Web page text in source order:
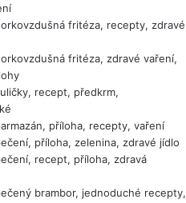
fritéza, recepty, zdravé
fritéza, zdravé vaření,
recept, předkrm,
příloha, recepty, vaření
příloha, zelenina, zdravé jídlo
recept, příloha, zdravá
brambor, jednoduché recepty,